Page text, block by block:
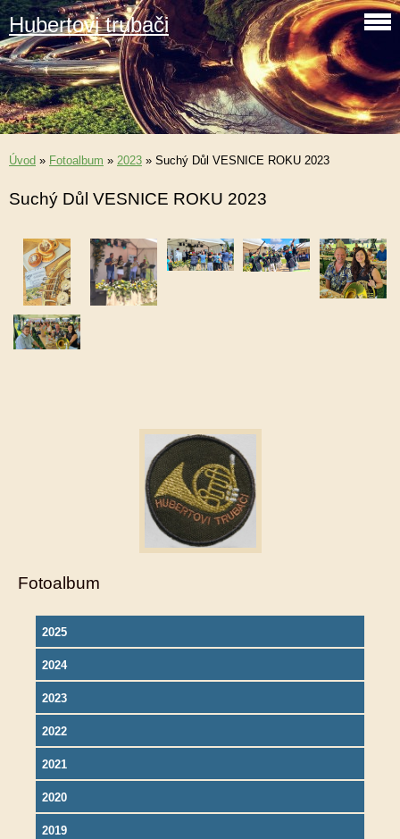
Hubertovi trubači
Úvod » Fotoalbum » 2023 » Suchý Důl VESNICE ROKU 2023
Suchý Důl VESNICE ROKU 2023
Fotoalbum
2025
2024
2023
2022
2021
2020
2019